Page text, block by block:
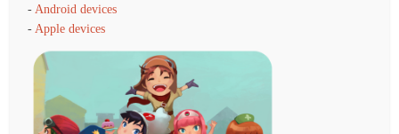
- Android devices
- Apple devices